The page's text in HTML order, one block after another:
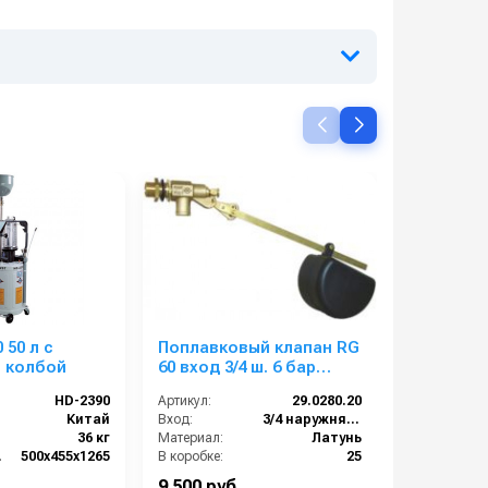
50 л с
колбой
HD-2390
Китай
36 кг
500х455х1265
Поплавковый клапан RG
60 вход 3/4 ш. 6 бар
Артикул:
29.0280.20
Вход:
3/4 наружняя резьба
Материал:
Латунь
В коробке:
25